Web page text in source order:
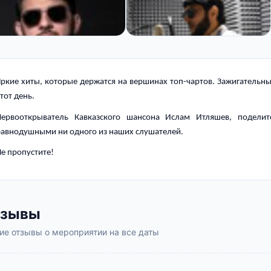
хиты, которые держатся на вершинах топ-чартов.
день.
Кавказского шансона Ислам Итляшев,
ни одного из наших слушателей.
пропустите!
отзывы о мероприятии на все даты